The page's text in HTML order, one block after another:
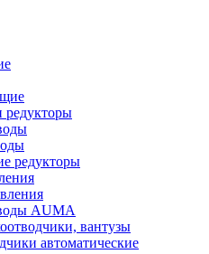
редукторы
редукторы
AUMA
вантузы
автоматические